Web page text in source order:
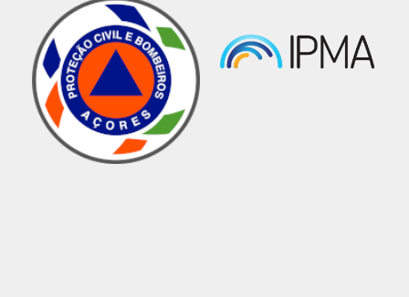
PRECIPITAÇÃO - MEDIDAS PREVENTIVAS
Notícias
05 maio 2026 10:15
SITUAÇÃO
O estado do tempo será influenciado pela passagem de
e húmido associada a uma depressão centrada a oeste/